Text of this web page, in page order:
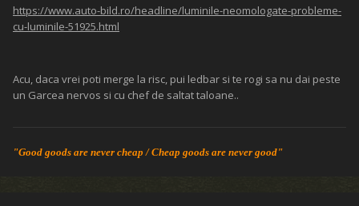
https://www.auto-bild.ro/headline/luminile-neomologate-probleme-
cu-luminile-51925.html
Acu, daca vrei poti merge la risc, pui ledbar si te rogi sa nu dai peste
un Garcea nervos si cu chef de saltat taloane..
"Good goods are never cheap / Cheap goods are never good"